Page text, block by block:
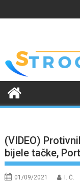
to
(VIDEO)
bijele tačke,
01/09/2021 I. Ć.